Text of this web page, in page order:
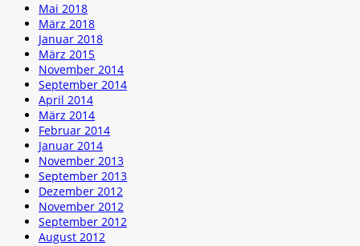
Mai 2018
März 2018
Januar 2018
März 2015
November 2014
September 2014
April 2014
März 2014
Februar 2014
Januar 2014
November 2013
September 2013
Dezember 2012
November 2012
September 2012
August 2012